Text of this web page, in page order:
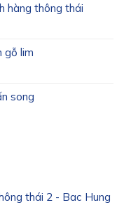
hàng thông thái
gỗ lim
song
thái 2 - Bac Hung